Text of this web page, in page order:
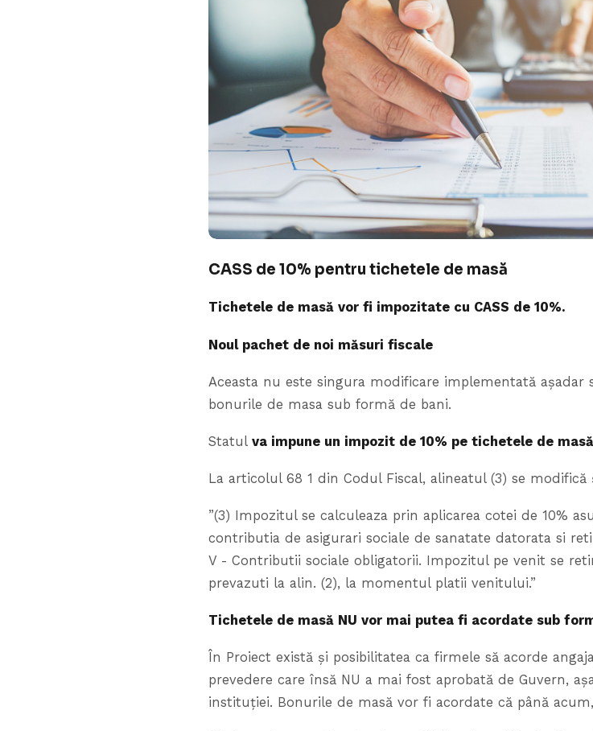
CASS de 10% pentru tichetele de masă
Tichetele de masă vor fi impozitate cu CASS de 10%.
Noul pachet de noi măsuri fiscale
Aceasta nu este singura modificare implementată
bonurile de masa sub formă de bani.
Statulva impune un impozit de 10% pe tichetele de masă
La articolul 68 1 din Codul Fiscal, alineatul (3) se
”(3) Impozitul se calculeaza prin aplicarea cotei de 10%
contributia de asigurari sociale de sanatate datorata si
V - Contributii sociale obligatorii. Impozitul pe venit se
prevazuti la alin. (2), la momentul platii venitului.”
Tichetele de masă NU vor mai putea fi acordate sub
În Proiect există și posibilitatea ca firmele să acorde
prevedere care însă NU a mai fost aprobată de Guvern,
instituției. Bonurile de masă vor fi acordate că până